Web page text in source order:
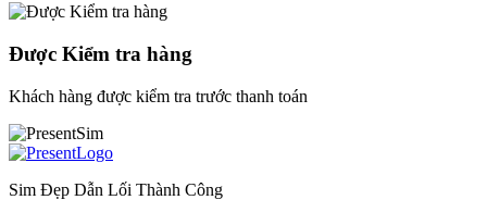
Được Kiểm tra hàng
Khách hàng được kiểm tra trước thanh toán
Sim Đẹp Dẫn Lối Thành Công